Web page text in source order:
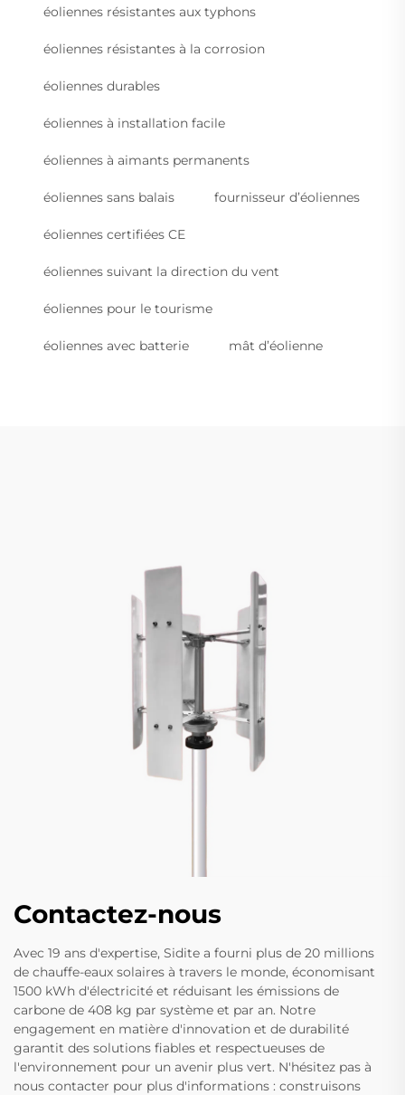
éoliennes résistantes aux typhons
éoliennes résistantes à la corrosion
éoliennes durables
éoliennes à installation facile
éoliennes à aimants permanents
éoliennes sans balais fournisseur d’éoliennes
éoliennes certifiées CE
éoliennes suivant la direction du vent
éoliennes pour le tourisme
éoliennes avec batterie mât d’éolienne
Contactez-nous
Avec 19 ans d'expertise, Sidite a fourni plus de 20 millions
de chauffe-eaux solaires à travers le monde, économisant
1500 kWh d'électricité et réduisant les émissions de
carbone de 408 kg par système et par an. Notre
engagement en matière d'innovation et de durabilité
garantit des solutions fiables et respectueuses de
l'environnement pour un avenir plus vert. N'hésitez pas à
nous contacter pour plus d'informations : construisons